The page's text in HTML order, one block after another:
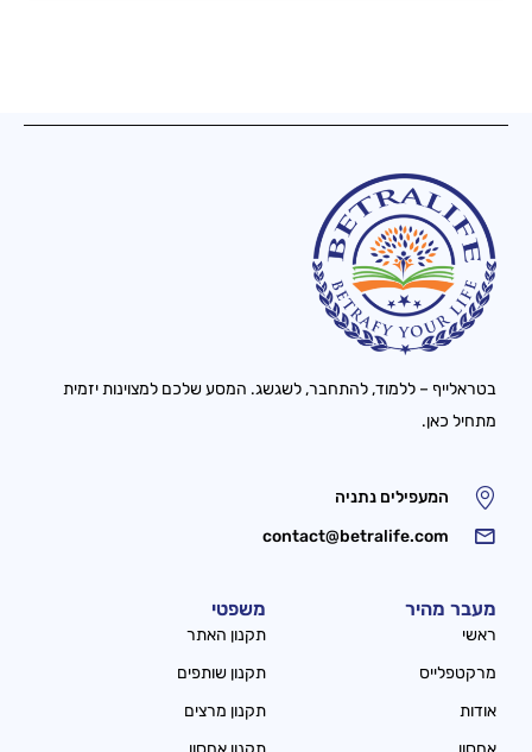
בטראלייף – ללמוד, להתחבר, לשגשג. המסע שלכם למצוינות יזמית
מתחיל כאן.
המעפילים נתניה
contact@betralife.com
מעבר מהיר
ראשי
מרקטפלייס
אודות
משפטי
תקנון האתר
תקנון שותפים
תקנון מרצים